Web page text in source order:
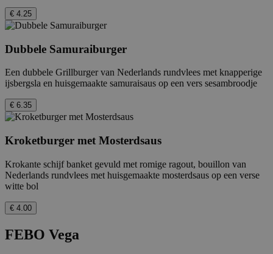
€ 4.25
Dubbele Samuraiburger
Een dubbele Grillburger van Nederlands rundvlees met knapperige
ijsbergsla en huisgemaakte samuraisaus op een vers sesambroodje
€ 6.35
Kroketburger met Mosterdsaus
Krokante schijf banket gevuld met romige ragout, bouillon van
Nederlands rundvlees met huisgemaakte mosterdsaus op een verse
witte bol
€ 4.00
FEBO Vega